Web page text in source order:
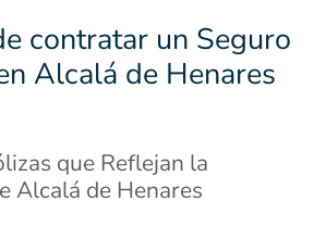
contratar un Seguro
Alcalá de Henares
que Reflejan la
Alcalá de Henares